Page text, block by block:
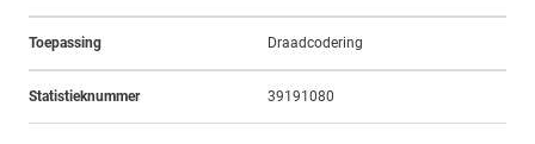
Toepassing Draadcodering
Statistieknummer 39191080